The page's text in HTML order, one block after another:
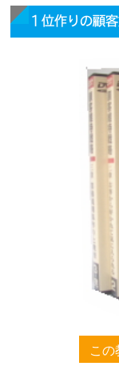
１位作りの顧
この